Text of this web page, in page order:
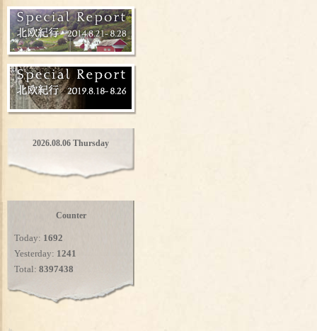
2026.08.06 Thursday
Counter
Today: 1692
Yesterday: 1241
Total: 8397438